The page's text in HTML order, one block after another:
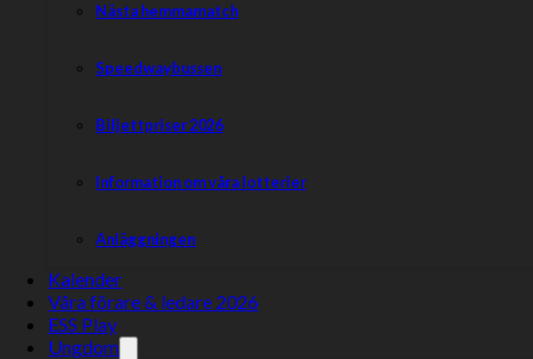
Nästa hemmamatch
Speedwaybussen
Biljettpriser 2026
Information om våra lotterier
Anläggningen
Kalender
Våra förare & ledare 2026
ESS Play
Ungdom
Här nedan följer information för dig som ska besöka